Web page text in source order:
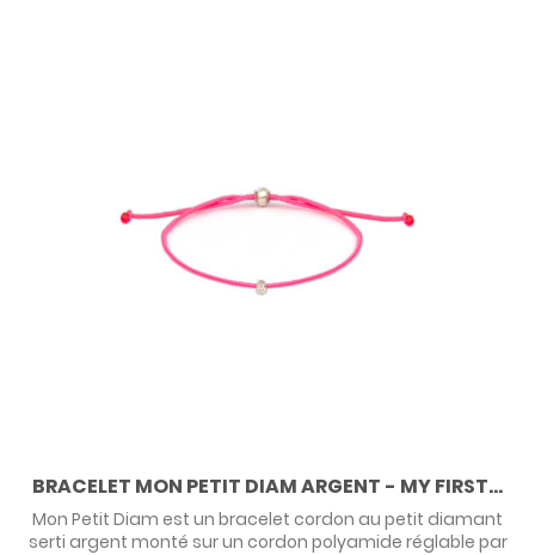
BRACELET MON PETIT DIAM ARGENT - MY FIRST...
Mon Petit Diam est un bracelet cordon au petit diamant
serti argent monté sur un cordon polyamide réglable par